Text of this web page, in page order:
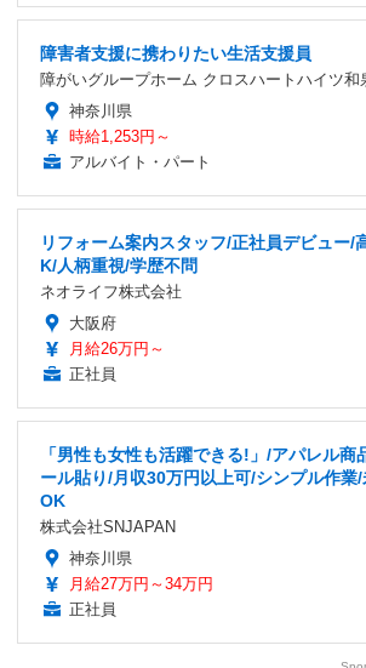
障害者支援に携わりたい生活支援員
障がいグループホーム クロスハートハイツ和
神奈川県
時給1,253円～
アルバイト・パート
リフォーム案内スタッフ/正社員デビュー/
K/人柄重視/学歴不問
ネオライフ株式会社
大阪府
月給26万円～
正社員
「男性も女性も活躍できる!」/アパレル商
ール貼り/月収30万円以上可/シンプル作業
OK
株式会社SNJAPAN
神奈川県
月給27万円～34万円
正社員